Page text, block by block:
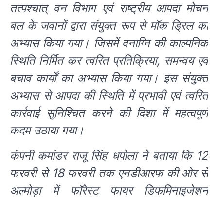
तत्पश्चात् वन विभाग एवं राष्ट्रीय आपदा मोचन
बल के जवानों द्वारा संयुक्त रूप से मॉक ड्रिल का
अभ्यास किया गया। जिसमें वनाग्नि की काल्पनिक
स्थिति निर्मित कर त्वरित प्रतिक्रिया, समन्वय एवं
बचाव कार्यों का अभ्यास किया गया। इस संयुक्त
अभ्यास से आपदा की स्थिति में प्रभावी एवं त्वरित
कार्रवाई सुनिश्चित करने की दिशा में महत्वपूर्ण
कदम उठाया गया।
कंपनी कमांडर राजू सिंह धपोला ने बताया कि 12
फरवरी से 18 फरवरी तक एनडीआरफ की ओर से
अल्मोड़ा में फॉरेस्ट फायर डिफमिनाइजेशन